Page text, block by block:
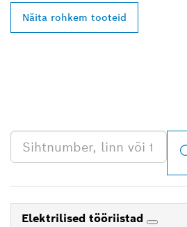
Näita rohkem tooteid
Elektrilised tööriistad